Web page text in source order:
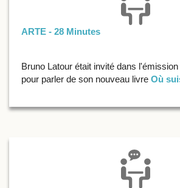
ARTE - 28 Minutes
Bruno Latour était invité dans
pour parler de son nouveau livre Où